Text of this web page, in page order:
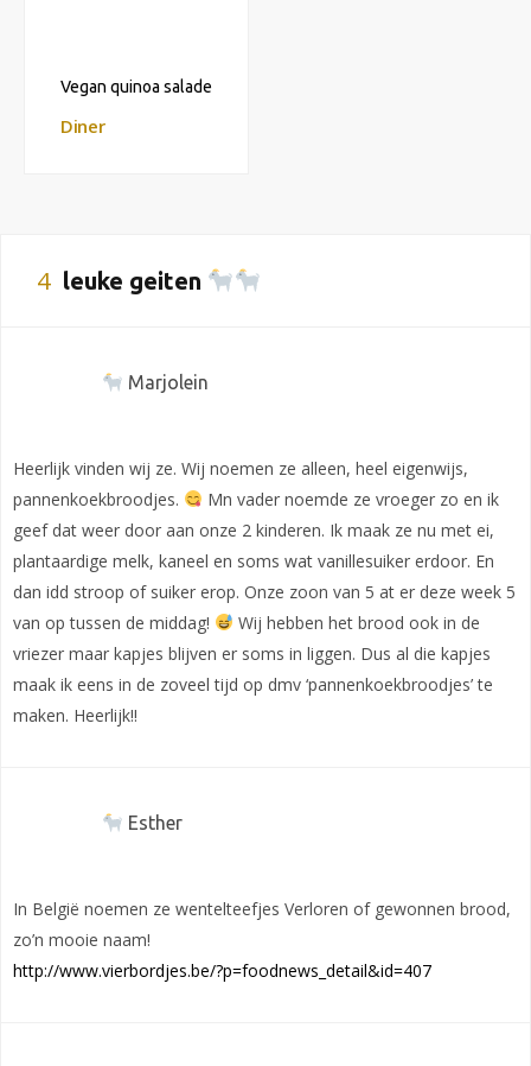
Vegan quinoa salade
Diner
4 leuke geiten
Marjolein
Heerlijk vinden wij ze. Wij noemen ze alleen, heel eigenwijs,
pannenkoekbroodjes.
Mn vader noemde ze vroeger zo en ik
geef dat weer door aan onze 2 kinderen. Ik maak ze nu met ei,
plantaardige melk, kaneel en soms wat vanillesuiker erdoor. En
dan idd stroop of suiker erop. Onze zoon van 5 at er deze week 5
van op tussen de middag!
Wij hebben het brood ook in de
vriezer maar kapjes blijven er soms in liggen. Dus al die kapjes
maak ik eens in de zoveel tijd op dmv ‘pannenkoekbroodjes’ te
maken. Heerlijk!!
Esther
In België noemen ze wentelteefjes Verloren of gewonnen brood,
zo’n mooie naam!
http://www.vierbordjes.be/?p=foodnews_detail&id=407